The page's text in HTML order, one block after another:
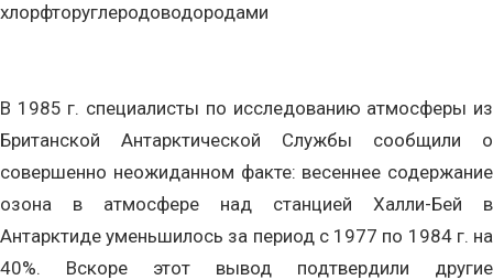
хлорфторуглеродоводородами
В 1985 г. специалисты по исследованию атмосферы из
Британской Антарктической Службы сообщили о
совершенно неожиданном факте: весеннее содержание
озона в атмосфере над станцией Халли-Бей в
Антарктиде уменьшилось за период с 1977 по 1984 г. на
40%. Вскоре этот вывод подтвердили другие